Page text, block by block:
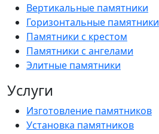
Вертикальные памятники
Горизонтальные памятники
Памятники с крестом
Памятники с ангелами
Элитные памятники
Услуги
Изготовление памятников
Установка памятников